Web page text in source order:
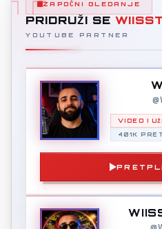
ZAPOČNI GLEDANJE
PRIDRUŽI SE
YOUTUBE PARTNER
VIDEO I
401K